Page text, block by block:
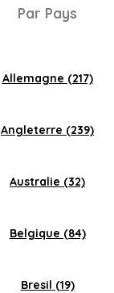
Par Pays
Allemagne (217)
Angleterre (239)
Australie (32)
Belgique (84)
Bresil (19)